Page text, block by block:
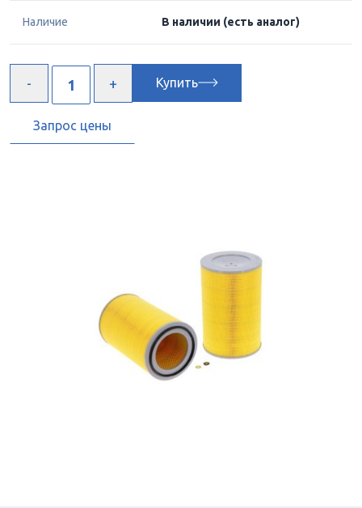
Наличие В наличии (есть аналог)
Купить
Запрос цены